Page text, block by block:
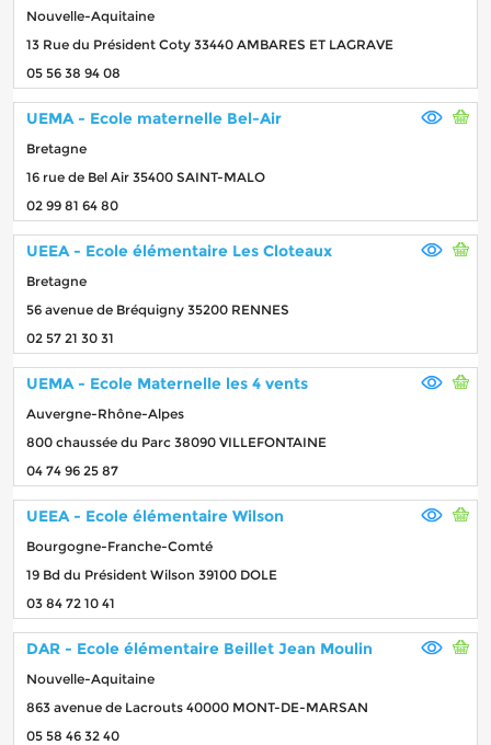
Nouvelle-Aquitaine
13 Rue du Président Coty 33440 AMBARES ET LAGRAVE
05 56 38 94 08
UEMA - Ecole maternelle Bel-Air
Bretagne
16 rue de Bel Air 35400 SAINT-MALO
02 99 81 64 80
UEEA - Ecole élémentaire Les Cloteaux
Bretagne
56 avenue de Bréquigny 35200 RENNES
02 57 21 30 31
UEMA - Ecole Maternelle les 4 vents
Auvergne-Rhône-Alpes
800 chaussée du Parc 38090 VILLEFONTAINE
04 74 96 25 87
UEEA - Ecole élémentaire Wilson
Bourgogne-Franche-Comté
19 Bd du Président Wilson 39100 DOLE
03 84 72 10 41
DAR - Ecole élémentaire Beillet Jean Moulin
Nouvelle-Aquitaine
863 avenue de Lacrouts 40000 MONT-DE-MARSAN
05 58 46 32 40